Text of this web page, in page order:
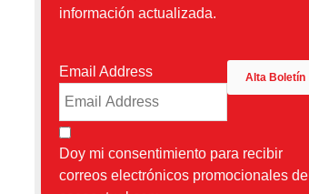
información actualizada.
Email Address
Doy mi consentimiento para recibir
correos electrónicos promocionales de